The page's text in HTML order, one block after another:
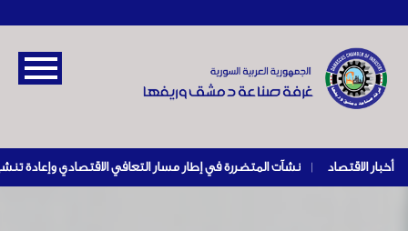
أخبار الاقتصاد |